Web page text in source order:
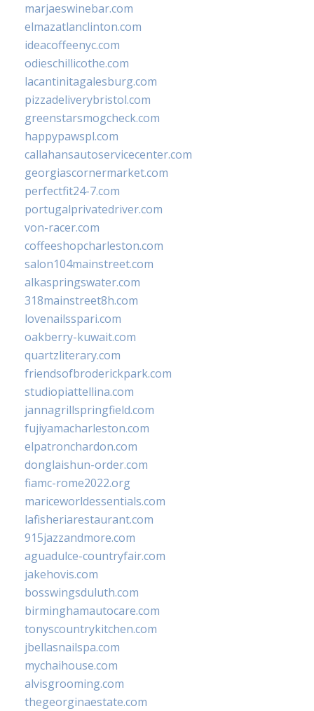
marjaeswinebar.com
elmazatlanclinton.com
ideacoffeenyc.com
odieschillicothe.com
lacantinitagalesburg.com
pizzadeliverybristol.com
greenstarsmogcheck.com
happypawspl.com
callahansautoservicecenter.com
georgiascornermarket.com
perfectfit24-7.com
portugalprivatedriver.com
von-racer.com
coffeeshopcharleston.com
salon104mainstreet.com
alkaspringswater.com
318mainstreet8h.com
lovenailsspari.com
oakberry-kuwait.com
quartzliterary.com
friendsofbroderickpark.com
studiopiattellina.com
jannagrillspringfield.com
fujiyamacharleston.com
elpatronchardon.com
donglaishun-order.com
fiamc-rome2022.org
mariceworldessentials.com
lafisheriarestaurant.com
915jazzandmore.com
aguadulce-countryfair.com
jakehovis.com
bosswingsduluth.com
birminghamautocare.com
tonyscountrykitchen.com
jbellasnailspa.com
mychaihouse.com
alvisgrooming.com
thegeorginaestate.com